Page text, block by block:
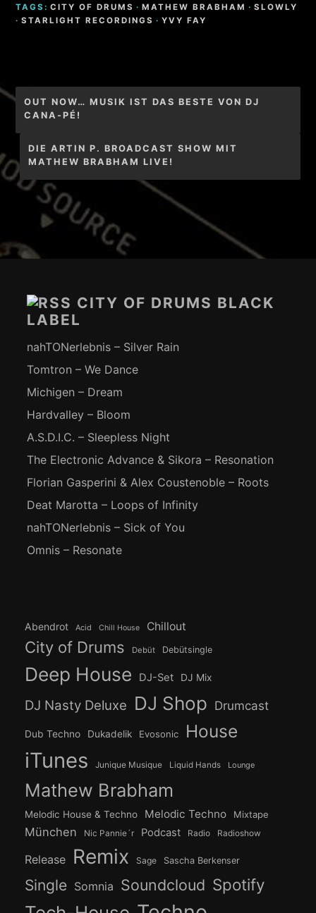
TAGS: CITY OF DRUMS · MATHEW BRABHAM · SLOWLY
· STARLIGHT RECORDINGS · YVY FAY
Beitragsnavigation
OUT NOW… MUSIK IST DAS BESTE VON DJ
CANA-PÉ!
DIE ARTIN P. BROADCAST SHOW MIT
MATHEW BRABHAM LIVE!
CITY OF DRUMS BLACK
LABEL
nahTONerlebnis – Silver Rain
Tomtron – We Dance
Michigen – Dream
Hardvalley – Bloom
A.S.D.I.C. – Sleepless Night
The Electronic Advance & Sikora – Resonation
Florian Gasperini & Alex Coustenoble – Roots
Deat Marotta – Loops of Infinity
nahTONerlebnis – Sick of You
Omnis – Resonate
Abendrot Acid Chill House Chillout
City of Drums Debüt Debütsingle
Deep House DJ-Set DJ Mix
DJ Nasty Deluxe DJ Shop Drumcast
Dub Techno Dukadelik Evosonic House
iTunes Junique Musique Liquid Hands Lounge
Mathew Brabham
Melodic House & Techno Melodic Techno Mixtape
München Nic Pannie´r Podcast Radio Radioshow
Release Remix Sage Sascha Berkenser
Single Somnia Soundcloud Spotify